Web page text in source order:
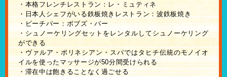
・本格フレンチレストラン：レ・ミュティネ
・日本人シェフがいる鉄板焼きレストラン：波鉄板焼き
・ビーチバー：ボブズ・バー
・シュノーケリングセットをレンタルしてシュノーケリング
ができる
・ヴァルア・ポリネシアン・スパではタヒチ伝統のモノイオ
イルを使ったマッサージが50分間受けられる
・滞在中は飽きることなく過ごせる